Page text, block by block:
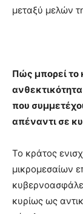
μεταξύ μελών
Πώς μπορεί το
που
απέναντι σε
Το κράτος
μικρομεσαίων
κυρίως ως